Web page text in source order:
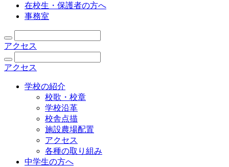
在校生・保護者の方へ
事務室
アクセス
アクセス
学校の紹介
校歌・校章
学校沿革
校舎点描
施設農場配置
アクセス
各種の取り組み
中学生の方へ